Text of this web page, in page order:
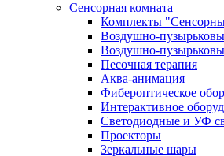
Сенсорная комната
Комплекты
Воздушно-
Воздушно-
Песочная терапия
Аква-анимация
Фибероптическое
Интерактивное
Светодиодные и УФ
Проекторы
Зеркальные шары